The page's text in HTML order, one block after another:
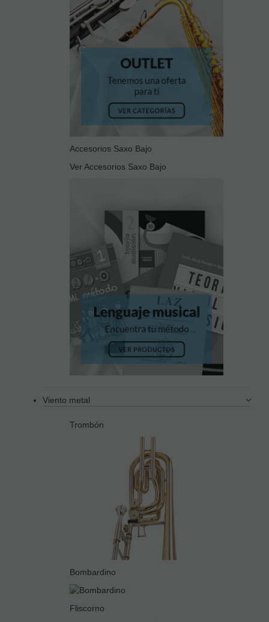
Accesorios Saxo Bajo
Ver Accesorios Saxo Bajo
Viento metal
Trombón
Bombardino
Fliscorno